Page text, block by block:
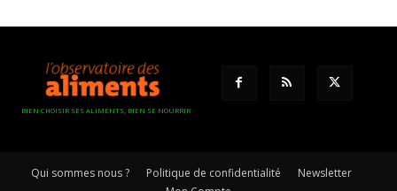
BIEN CHOISIR SES ALIMENTS, BIEN SE NOURRIR
Qui sommes nous ? Politique de confidentialité
Newsletter